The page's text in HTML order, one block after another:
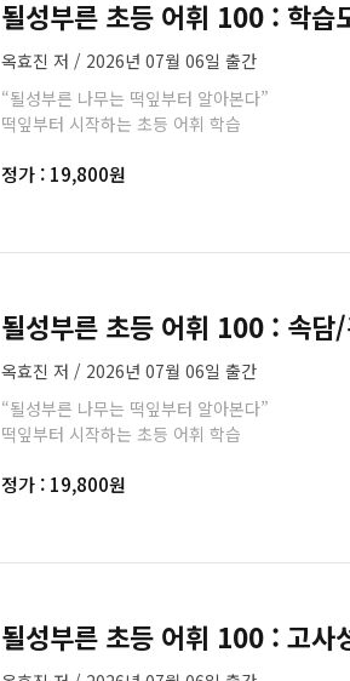
될성부른 초등 어휘 100 : 학습
옥효진 저 / 2026년 07월 06일 출간
“될성부른 나무는 떡잎부터 알아본다”
떡잎부터 시작하는 초등 어휘 학습
정가 : 19,800원
될성부른 초등 어휘 100 : 속담
옥효진 저 / 2026년 07월 06일 출간
“될성부른 나무는 떡잎부터 알아본다”
떡잎부터 시작하는 초등 어휘 학습
정가 : 19,800원
될성부른 초등 어휘 100 : 고사